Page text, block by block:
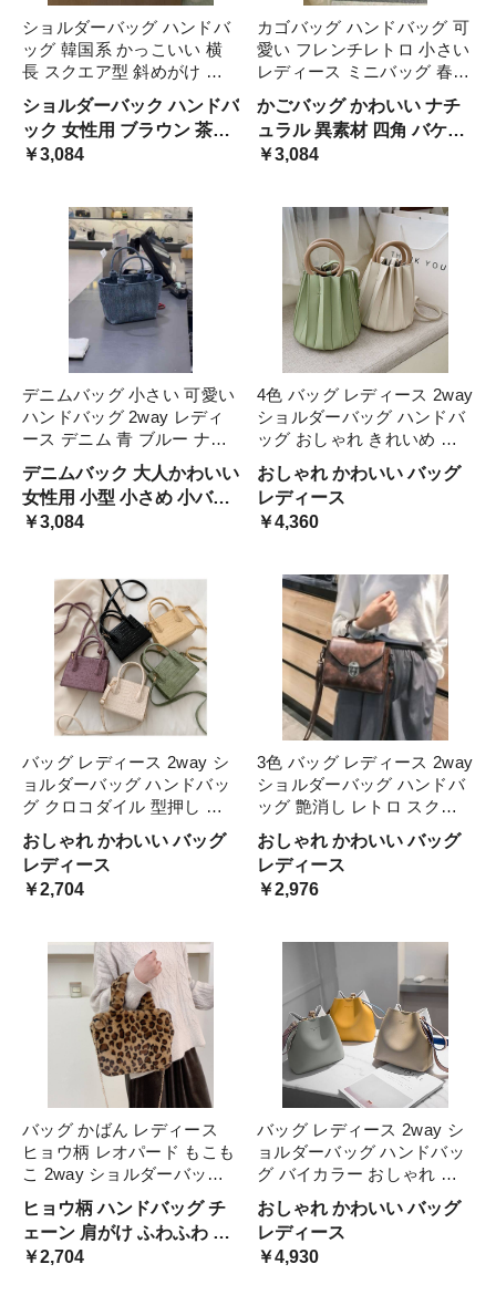
ショルダーバッグ ハンドバ
ッグ 韓国系 かっこいい 横
長 スクエア型 斜めがけ 肩
がけ メッセンジャー バック
合皮 光沢 レザーバッグ こ
なれ感 ルーズ ファスナー
ちょうどいい 通勤 仕事 大
ショルダーバック ハンドバ
ック 女性用 ブラウン 茶色
無地 高級感 エレガント モ
国女子 ジッパー 個性的 四
角 柔らかい ソフトレザー
￥3,084
カゴバッグ ハンドバッグ 可
愛い フレンチレトロ 小さい
レディース ミニバッグ 春夏
カバン 麦わら ストロー 籠
バッグ キュート ミニサイズ
バイカラー 茶色 カーキ レ
ザー 小バッグ ブラウン
かごバッグ かわいい ナチ
ュラル 異素材 四角 バケツ
バック バスケット レディ
込み ミニサイズ 合わせや
すい
￥3,084
デニムバッグ 小さい 可愛い
ハンドバッグ 2way レディ
ース デニム 青 ブルー ナチ
ュラル おしゃれ 手提げ 手
持ち バック こなれ感 お出
かけ 買い物 ミニバッグ 四
角 台形 ブ たくさん入る
デニムバック 大人かわいい
女性用 小型 小さめ 小バッ
グ デニム生地 ウォッシャ
ュアル 個性的 上品
￥3,084
4色 バッグ レディース 2way
ショルダーバッグ ハンドバ
ッグ おしゃれ きれいめ 大
人カジュアル レトロ 手提げ
斜めがけ 肩がけ プリーツ風
無地 ホワイト ブラック 黒
グリーン 白
おしゃれ かわいい バッグ
レディース
￥4,360
バッグ レディース 2way シ
ョルダーバッグ ハンドバッ
グ クロコダイル 型押し 秋
カラー おしゃれ きれいめ
大人可愛い 手提げ 斜めがけ
肩がけ バック ホワイト 白
黒 グリーン 緑 ブラック
おしゃれ かわいい バッグ
レディース
￥2,704
3色 バッグ レディース 2way
ショルダーバッグ ハンドバ
ッグ 艶消し レトロ スクエ
ア バック おしゃれ かっこ
いい 大人カジュアル 手提げ
斜めがけ 肩がけ 黒 ブラウ
ン 茶 ブラック
おしゃれ かわいい バッグ
レディース
￥2,976
バッグ かばん レディース
ヒョウ柄 レオパード もこも
こ 2way ショルダーバッグ
ミニバッグ 斜めがけ 鞄 チ
ェーン 春 秋 冬 10代 20代
30代 手提げ ハンドバッグ
な 40代
ヒョウ柄 ハンドバッグ チ
ェーン 肩がけ ふわふわ ミ
ニバッグ かわいい
￥2,704
バッグ レディース 2way シ
ョルダーバッグ ハンドバッ
グ バイカラー おしゃれ 切
り替え デザイン きれいめ
グレー イエロー 黄色 カー
キ こぶり 手提げ 斜めがけ
バック エレ 肩がけ
おしゃれ かわいい バッグ
レディース
￥4,930